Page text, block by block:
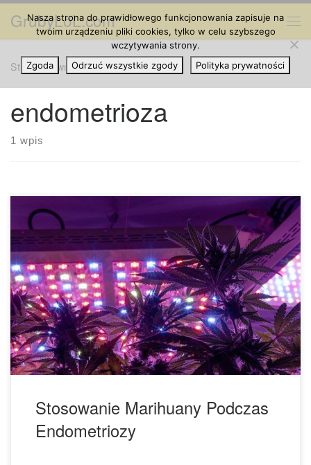
Przejdź do treści
GrubyLoL.com
Strona główna » endometrioza
endometrioza
1 wpis
Marihuana i endometrioza: jak CBD i THC mogą pomóc?
Według WomensHealth.gov, około 11 procent kobiet w
samych Stanach Zjednoczonych cierpi na endometriozę. To
6,5 miliona osób zmagających się z tą często wyniszczającą
chorobą. Niewiele jest sposobów leczenia poza
kontrolowaniem objawów za pomocą hormonalnej kontroli
urodzeń, leków przeciwzapalnych dostępnych bez recepty
[…]
Stosowanie Marihuany Podczas
Endometriozy
Nasza strona do prawidłowego funkcjonowania zapisuje na
twoim urządzeniu pliki cookies, tylko w celu szybszego
wczytywania strony.
Zgoda
Odrzuć wszystkie zgody Polityka prywatności